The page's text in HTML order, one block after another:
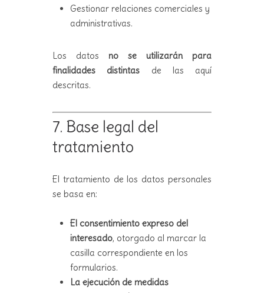
Gestionar relaciones comerciales y
administrativas.
Los datos no se utilizarán para
finalidades distintas de las aquí
descritas.
7. Base legal del
tratamiento
El tratamiento de los datos personales
se basa en:
El consentimiento expreso del
interesado, otorgado al marcar la
casilla correspondiente en los
formularios.
La ejecución de medidas